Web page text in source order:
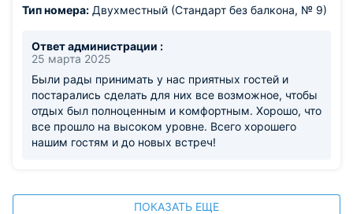
Тип номера: Двухместный (Стандарт без балкона, № 9)
Ответ администрации :
25 марта 2025
Были рады принимать у нас приятных гостей и
постарались сделать для них все возможное, чтобы
отдых был полноценным и комфортным. Хорошо, что
все прошло на высоком уровне. Всего хорошего
нашим гостям и до новых встреч!
ПОКАЗАТЬ ЕЩЕ